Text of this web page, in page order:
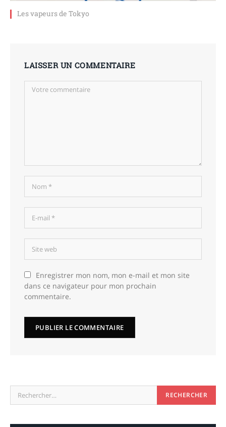
Les vapeurs de Tokyo
LAISSER UN COMMENTAIRE
Enregistrer mon nom, mon e-mail et mon site
dans ce navigateur pour mon prochain
commentaire.